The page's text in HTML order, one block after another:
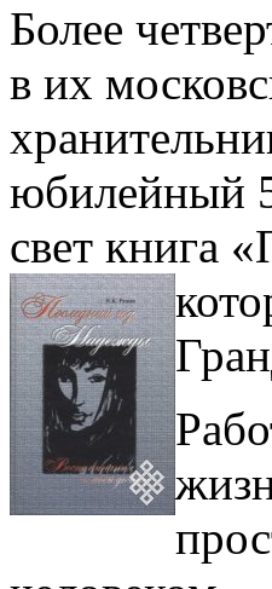
Более
в их
юбилейный
свет книга